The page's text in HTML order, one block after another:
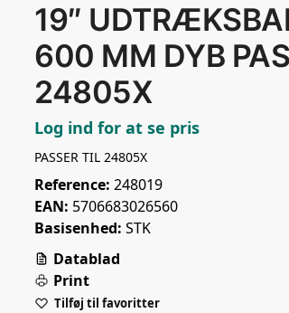
19″
600 MM DYB
24805X
Log ind for at se pris
PASSER TIL 24805X
Reference: 248019
EAN: 5706683026560
Basisenhed: STK
Datablad
Print
Tilføj til favoritter